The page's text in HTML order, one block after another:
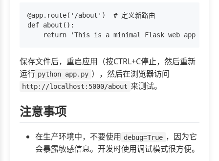
@app.route('/about')  # 定义新路由
def about():
保存文件后，重启应用（按CTRL+C停止，然后重新
运行 python app.py ），然后在浏览器访问
http://localhost:5000/about 来测试。
注意事项
在生产环境中，不要使用 debug=True ，因为它
会暴露敏感信息。开发时使用调试模式很方便。